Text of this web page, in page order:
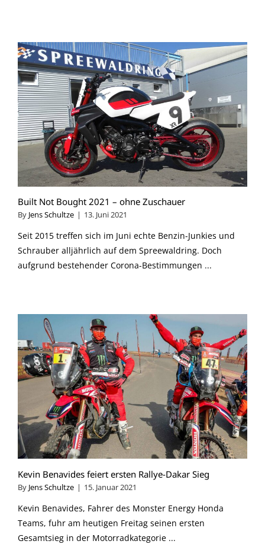
Built Not Bought 2021 – ohne Zuschauer
By Jens Schultze | 13. Juni 2021
Seit 2015 treffen sich im Juni echte Benzin-Junkies und
Schrauber alljährlich auf dem Spreewaldring. Doch
aufgrund bestehender Corona-Bestimmungen ...
Kevin Benavides feiert ersten Rallye-Dakar Sieg
By Jens Schultze | 15. Januar 2021
Kevin Benavides, Fahrer des Monster Energy Honda
Teams, fuhr am heutigen Freitag seinen ersten
Gesamtsieg in der Motorradkategorie ...